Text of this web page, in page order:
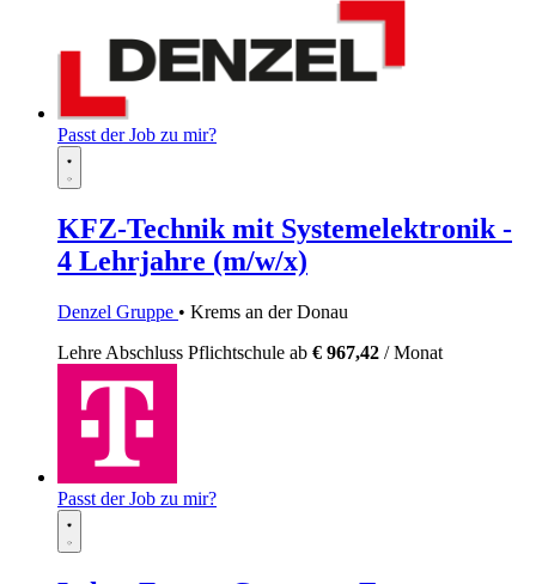
Passt der Job zu mir?
KFZ-Technik mit Systemelektronik -
4 Lehrjahre (m/w/x)
Denzel Gruppe • Krems an der Donau
Lehre Abschluss Pflichtschule ab € 967,42 / Monat
Passt der Job zu mir?